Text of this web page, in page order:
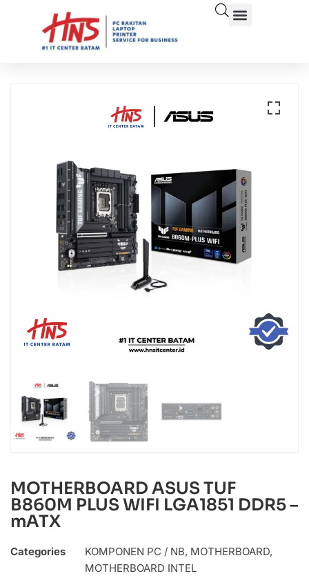
MOTHERBOARD ASUS TUF
B860M PLUS WIFI LGA1851 DDR5 –
mATX
Categories KOMPONEN PC / NB, MOTHERBOARD,
MOTHERBOARD INTEL